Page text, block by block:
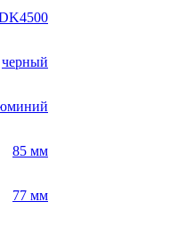
черный
85 мм
77 мм